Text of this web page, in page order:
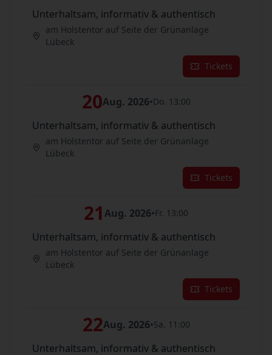
Unterhaltsam, informativ & authentisch
am Holstentor auf Seite der Grünanlage
Lübeck
Tickets
20Aug. 2026•Do. 13:00
Unterhaltsam, informativ & authentisch
am Holstentor auf Seite der Grünanlage
Lübeck
Tickets
21 Aug. 2026•Fr. 13:00
Unterhaltsam, informativ & authentisch
am Holstentor auf Seite der Grünanlage
Lübeck
Tickets
22Aug. 2026•Sa. 11:00
Unterhaltsam, informativ & authentisch